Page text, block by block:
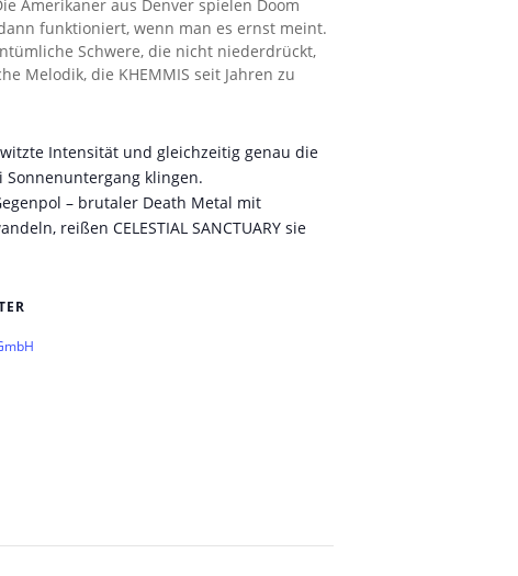
Amerikaner aus Denver spielen Doom
funktioniert, wenn man es ernst meint.
Schwere, die nicht niederdrückt,
Melodik, die KHEMMIS seit Jahren zu
Intensität und gleichzeitig genau die
klingen.
– brutaler Death Metal mit
reißen CELESTIAL SANCTUARY sie